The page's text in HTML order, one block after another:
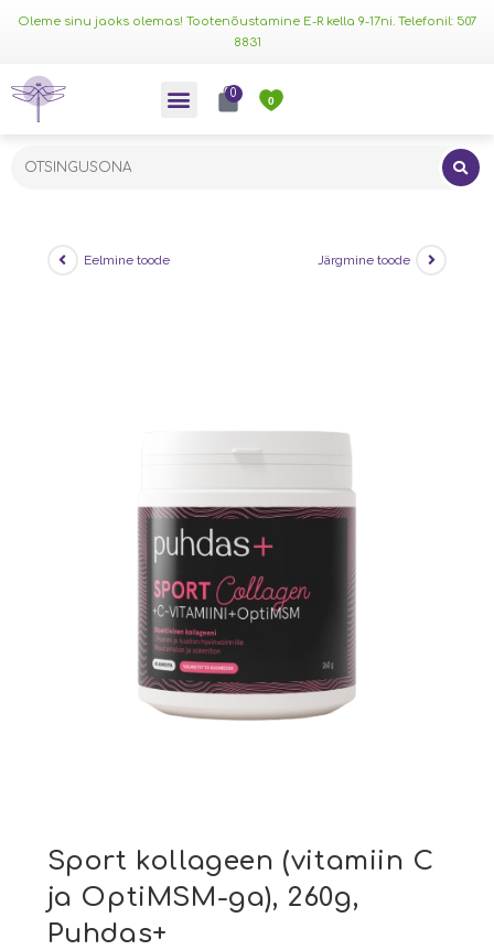
Oleme sinu jaoks olemas! Tootenõustamine E-R kella 9-17ni. Telefonil: 507
8831
0
0
Eelmine toode Järgmine toode
Sport kollageen (vitamiin C
ja OptiMSM-ga), 260g,
Puhdas+